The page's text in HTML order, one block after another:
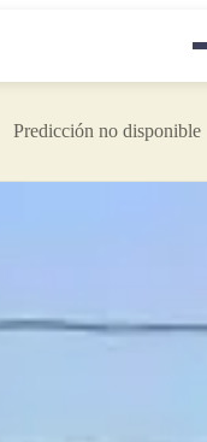
Predicción no disponible